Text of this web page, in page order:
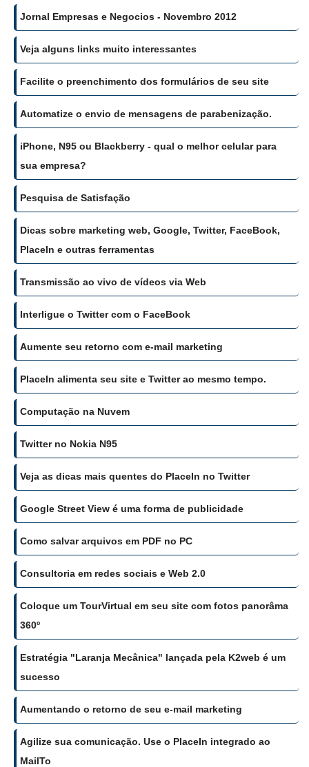
Jornal Empresas e Negocios - Novembro 2012
Veja alguns links muito interessantes
Facilite o preenchimento dos formulários de seu site
Automatize o envio de mensagens de parabenização.
iPhone, N95 ou Blackberry - qual o melhor celular para
sua empresa?
Pesquisa de Satisfação
Dicas sobre marketing web, Google, Twitter, FaceBook,
PlaceIn e outras ferramentas
Transmissão ao vivo de vídeos via Web
Interligue o Twitter com o FaceBook
Aumente seu retorno com e-mail marketing
PlaceIn alimenta seu site e Twitter ao mesmo tempo.
Computação na Nuvem
Twitter no Nokia N95
Veja as dicas mais quentes do PlaceIn no Twitter
Google Street View é uma forma de publicidade
Como salvar arquivos em PDF no PC
Consultoria em redes sociais e Web 2.0
Coloque um TourVirtual em seu site com fotos panorâma
360º
Estratégia "Laranja Mecânica" lançada pela K2web é um
sucesso
Aumentando o retorno de seu e-mail marketing
Agilize sua comunicação. Use o PlaceIn integrado ao
MailTo